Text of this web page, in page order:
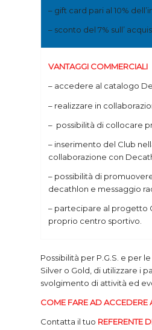
– gift card pari al 10%
– sconto del 7% sull’
VANTAGGI COMMERCIALI
– accedere al catalogo
– realizzare in
– possibilità di collocare
– inserimento del Club
collaborazione con
– possibilità di
decathlon e messaggio
– partecipare al progetto
proprio centro sportivo.
Possibilità per P.G.S. e per
Silver o Gold, di utilizzare i
svolgimento di attività ed
COME FARE AD ACCEDERE
Contatta il tuo REFERENTE